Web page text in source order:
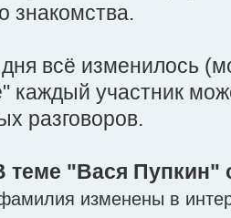
знакомства.
всё изменилось
каждый участник
разговоров.
теме "Вася Пупкин"
изменены в